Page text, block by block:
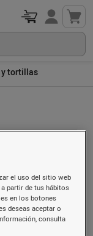
y tortillas
el uso del sitio web
partir de tus hábitos
en los botones
deseas aceptar o
consulta